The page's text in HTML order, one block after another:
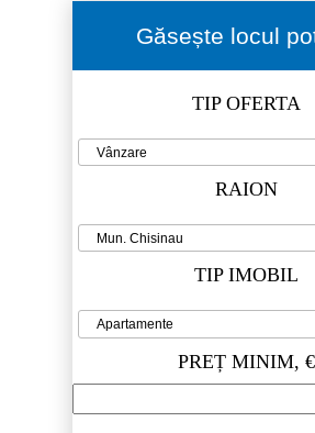
Găsește locul
TIP OFERTA
RAION
TIP IMOBIL
PREȚ MINIM, €